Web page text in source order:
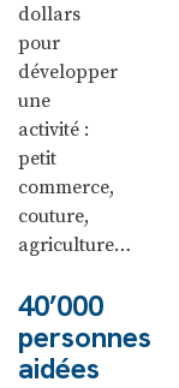
dollars
pour
développer
une
activité :
petit
commerce,
couture,
agriculture…
40’000
personnes
aidées